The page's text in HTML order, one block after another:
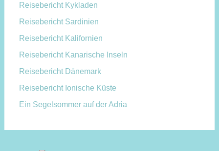
Reisebericht Kykladen
Reisebericht Sardinien
Reisebericht Kalifornien
Reisebericht Kanarische Inseln
Reisebericht Dänemark
Reisebericht Ionische Küste
Ein Segelsommer auf der Adria